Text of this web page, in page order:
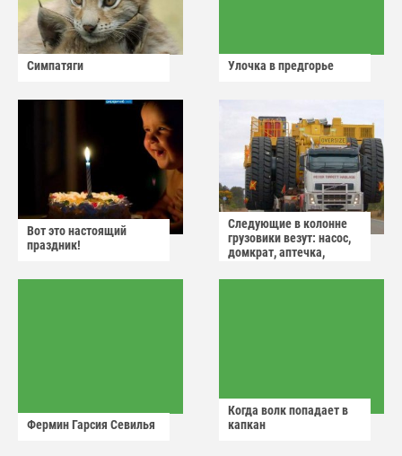
Симпатяги Улочка в предгорье
Вот это настоящий
праздник!
Следующие в колонне
грузовики везут: насос,
домкрат, аптечка,
Фермин Гарсия Севилья
Когда волк попадает в
капкан